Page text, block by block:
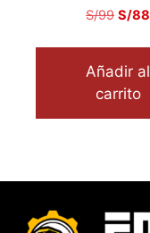
S/99 S/88
Añadir al
carrito